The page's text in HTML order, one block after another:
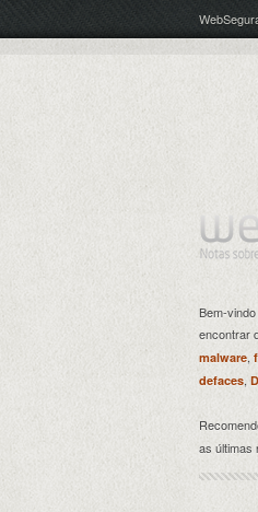
Bem-
encontrar
malware,
defaces
as últimas